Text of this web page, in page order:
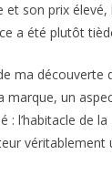
son prix élevé,
a été plutôt
ma découverte
un
: l’habitacle de la
véritablement